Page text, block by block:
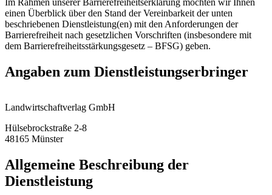
einen Überblick über den Stand der Vereinbarkeit der unten
beschriebenen Dienstleistung(en) mit den Anforderungen der
Barrierefreiheit nach gesetzlichen Vorschriften (insbesondere mit
dem Barrierefreiheitsstärkungsgesetz – BFSG) geben.
Angaben zum Dienstleistungserbringer
Landwirtschaftverlag GmbH
Hülsebrockstraße 2-8
48165 Münster
Allgemeine Beschreibung der
Dienstleistung